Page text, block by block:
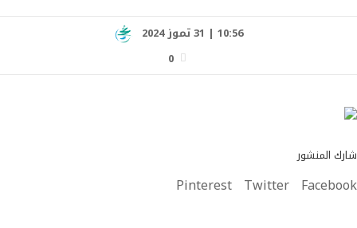
10:56 | 31 تموز 2024
0
شارك المنشور
Facebook
Twitter
Pinterest